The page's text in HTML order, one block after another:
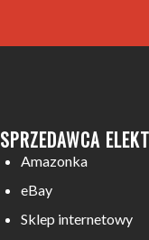
SPRZEDAWCA
Amazonka
eBay
Sklep internetowy